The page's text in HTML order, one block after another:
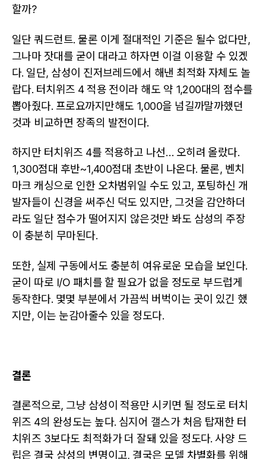
할까?
일단 쿼드런트. 물론 이게 절대적인 기준은 될수 없다만,
그나마 잣대를 굳이 대라고 하자면 이걸 이용할 수 있겠
다. 일단, 삼성이 진저브레드에서 해낸 최적화 자체도 놀
랍다. 터치위즈 4 적용 전이라 해도 약 1,200대의 점수를
뽑아줬다. 프로요까지만해도 1,000을 넘길까말까했던
것과 비교하면 장족의 발전이다.
하지만 터치위즈 4를 적용하고 나선… 오히려 올랐다.
1,300점대 후반~1,400점대 초반이 나온다. 물론, 벤치
마크 캐싱으로 인한 오차범위일 수도 있고, 포팅하신 개
발자들이 신경을 써주신 덕도 있지만, 그것을 감안하더
라도 일단 점수가 떨어지지 않은것만 봐도 삼성의 주장
이 충분히 무마된다.
또한, 실제 구동에서도 충분히 여유로운 모습을 보인다.
굳이 따로 I/O 패치를 할 필요가 없을 정도로 부드럽게
동작한다. 몇몇 부분에서 가끔씩 버벅이는 곳이 있긴 했
지만, 이는 눈감아줄수 있을 정도다.
결론
결론적으로, 그냥 삼성이 적용만 시키면 될 정도로 터치
위즈 4의 완성도는 높다. 심지어 갤스가 처음 탑재한 터
치위즈 3보다도 최적화가 더 잘돼 있을 정도다. 사양 드
립은 결국 삼성의 변명이고, 결국은 모델 차별화를 위해